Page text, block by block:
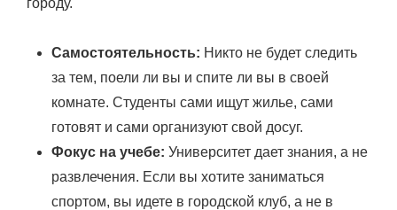
городу.
Самостоятельность: Никто не будет следить
за тем, поели ли вы и спите ли вы в своей
комнате. Студенты сами ищут жилье, сами
готовят и сами организуют свой досуг.
Фокус на учебе: Университет дает знания, а не
развлечения. Если вы хотите заниматься
спортом, вы идете в городской клуб, а не в